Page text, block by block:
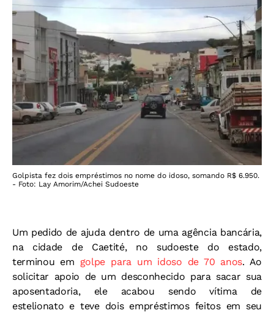
Golpista fez dois empréstimos no nome do idoso, somando R$ 6.950.
- Foto: Lay Amorim/Achei Sudoeste
Um pedido de ajuda dentro de uma agência bancária,
na cidade de Caetité, no sudoeste do estado,
terminou em golpe para um idoso de 70 anos. Ao
solicitar apoio de um desconhecido para sacar sua
aposentadoria, ele acabou sendo vítima de
estelionato e teve dois empréstimos feitos em seu